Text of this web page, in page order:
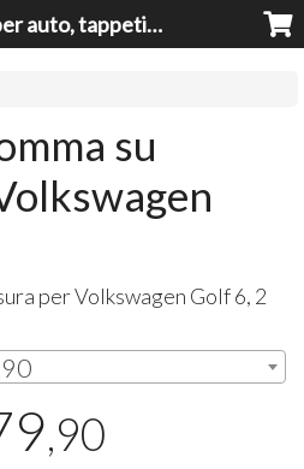
Braccioli per auto, tappeti auto, accessori auto MADE IN ITALY - Armrests, Mittelarmlehnen, Accoundoirs
su
per Volkswagen Golf 6, 2
,90